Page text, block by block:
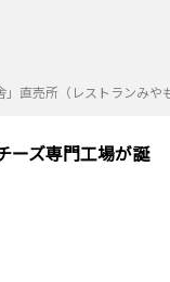
」直売所（レストランみ
ーズ専門工場が誕